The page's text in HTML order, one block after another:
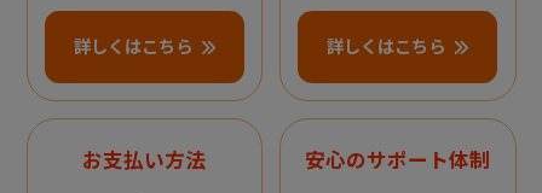
詳しくはこちら 詳しくはこちら
お支払い方法 安心のサポート体制